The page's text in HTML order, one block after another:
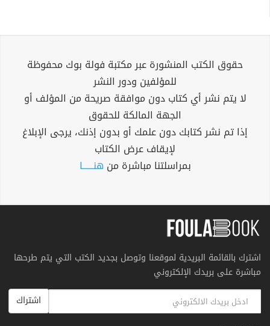
حقوق الكتب المنشورة عبر مكتبة فولة بوك محفوظة
للمؤلفين ودور النشر
لا يتم نشر أي كتاب دون موافقة صريحة من المؤلف أو
الجهة المالكة للحقوق
إذا تم نشر كتابك دون علمك أو بدون إذنك، يرجى الإبلاغ
لإيقاف عرض الكتاب
بمراسلتنا مباشرة من هنــــــا
اشترك بالقائمة البريدية لموقعنا وتوصل بجديد الكتب التي يتم طرحها
مباشرة على بريدك الإلكتروني
اشتراك